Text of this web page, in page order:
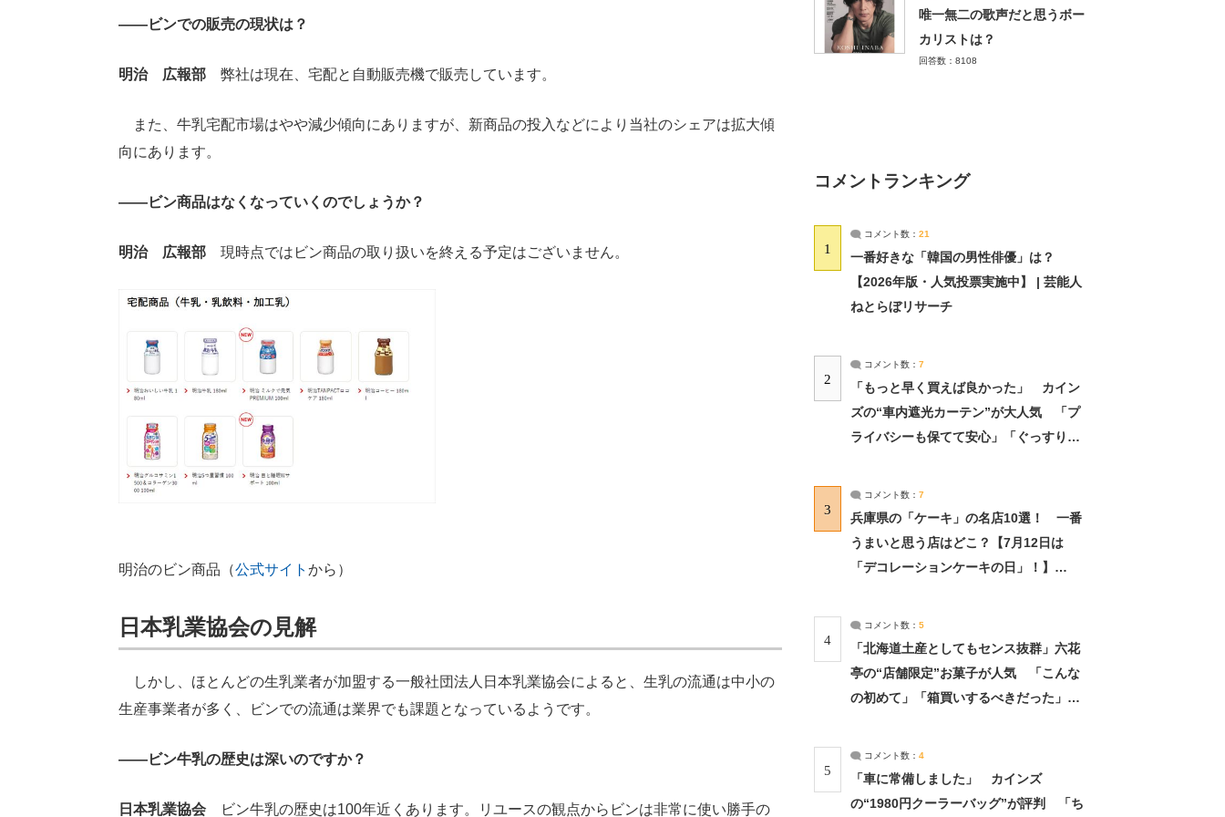
――ビンでの販売の現状は？
明治 広報部 弊社は現在、宅配と自動販売機で販売しています。
また、牛乳宅配市場はやや減少傾向にありますが、新商品の投入などにより当社のシェアは拡大傾
向にあります。
――ビン商品はなくなっていくのでしょうか？
明治 広報部 現時点ではビン商品の取り扱いを終える予定はございません。
明治のビン商品（公式サイト から）
日本乳業協会の見解
しかし、ほとんどの生乳業者が加盟する一般社団法人日本乳業協会によると、生乳の流通は中小の
生産事業者が多く、ビンでの流通は業界でも課題となっているようです。
――ビン牛乳の歴史は深いのですか？
日本乳業協会 ビン牛乳の歴史は100年近くあります。リユースの観点からビンは非常に使い勝手の
唯一無二の歌声だと思うボー
カリストは？
回答数：8108
コメントランキング
1
コメント数： 21
一番好きな「韓国の男性俳優」は？
【2026年版・人気投票実施中】 | 芸能人
ねとらぼリサーチ
2
コメント数： 7
「もっと早く買えば良かった」 カイン
ズの“車内遮光カーテン”が大人気 「プ
ライバシーも保てて安心」「ぐっすり眠
3
コメント数： 7
兵庫県の「ケーキ」の名店10選！ 一番
うまいと思う店はどこ？【7月12日は
「デコレーションケーキの日」！】
4
コメント数： 5
「北海道土産としてもセンス抜群」六花
亭の“店舗限定”お菓子が人気 「こんな
の初めて」「箱買いするべきだった」
5
コメント数： 4
「車に常備しました」 カインズ
の“1980円クーラーバッグ”が評判 「ち